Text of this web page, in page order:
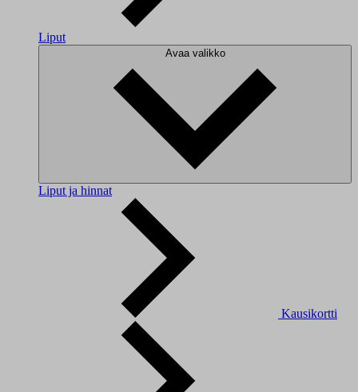
Liput
Avaa valikko
Liput ja hinnat
Kausikortti